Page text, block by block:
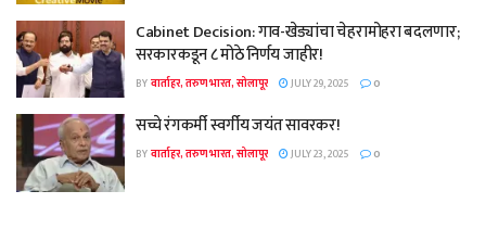
Cabinet Decision: गाव-खेड्यांचा चेहरामोहरा बदलणार;
सरकारकडून ८ मोठे निर्णय जाहीर!
BYवार्ताहर, तरुण भारत, सोलापूर JULY 29, 2025 0
सच्चे रंगकर्मी स्वर्गीय जयंत सावरकर!
BYवार्ताहर, तरुण भारत, सोलापूर JULY 23, 2025 0